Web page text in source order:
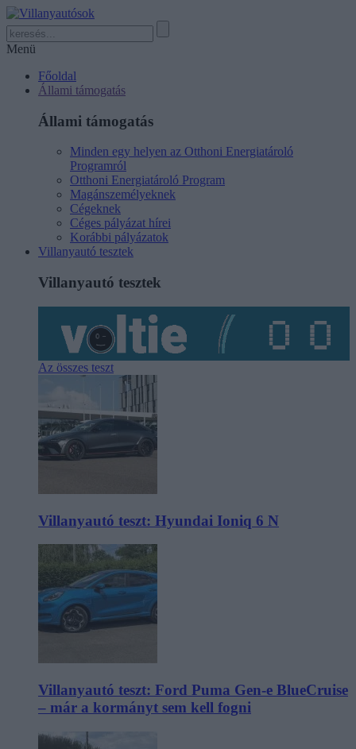
Menü
Főoldal
Állami támogatás
Állami támogatás
Minden egy helyen az Otthoni Energiatároló
Programról
Otthoni Energiatároló Program
Magánszemélyeknek
Cégeknek
Céges pályázat hírei
Korábbi pályázatok
Villanyautó tesztek
Villanyautó tesztek
Az összes teszt
Villanyautó teszt: Hyundai Ioniq 6 N
Villanyautó teszt: Ford Puma Gen-e BlueCruise
– már a kormányt sem kell fogni